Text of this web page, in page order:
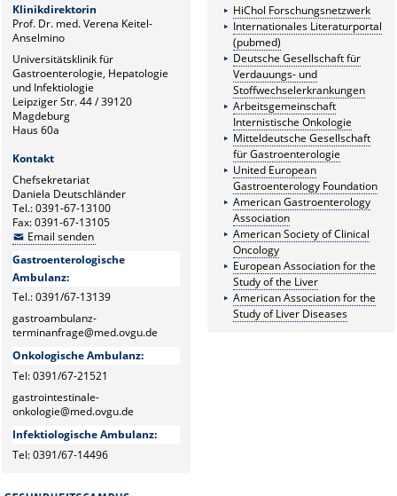
Klinikdirektorin
Prof. Dr. med. Verena Keitel-
Anselmino
Universitätsklinik für
Gastroenterologie, Hepatologie
und Infektiologie
Leipziger Str. 44 / 39120
Magdeburg
Haus 60a
Kontakt
Chefsekretariat
Daniela Deutschländer
Tel.: 0391-67-13100
Fax: 0391-67-13105
Email senden
Gastroenterologische
Ambulanz:
Tel.: 0391/67-13139
gastroambulanz-
terminanfrage@med.ovgu.de
Onkologische Ambulanz:
Tel: 0391/67-21521
gastrointestinale-
onkologie@med.ovgu.de
Infektiologische Ambulanz:
Tel: 0391/67-14496
HiChol Forschungsnetzwerk
Internationales Literaturportal
(pubmed)
Deutsche Gesellschaft für
Verdauungs- und
Stoffwechselerkrankungen
Arbeitsgemeinschaft
Internistische Onkologie
Mitteldeutsche Gesellschaft
für Gastroenterologie
United European
Gastroenterology Foundation
American Gastroenterology
Association
American Society of Clinical
Oncology
European Association for the
Study of the Liver
American Association for the
Study of Liver Diseases